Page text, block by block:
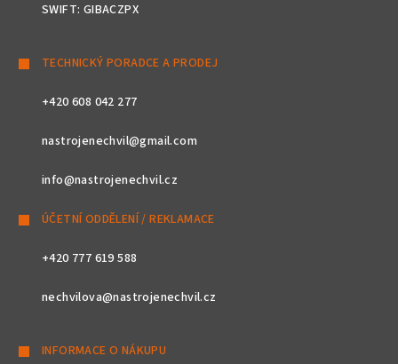
SWIFT: GIBACZPX
TECHNICKÝ PORADCE A PRODEJ
+420 608 042 277
nastrojenechvil@gmail.com
info@nastrojenechvil.cz
ÚČETNÍ ODDĚLENÍ / REKLAMACE
+420 777 619 588
nechvilova@nastrojenechvil.cz
INFORMACE O NÁKUPU